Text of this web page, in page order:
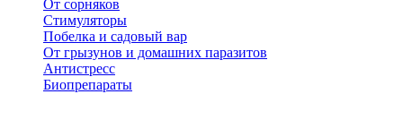
От сорняков
Стимуляторы
Побелка и садовый вар
От грызунов и домашних паразитов
Антистресс
Биопрепараты